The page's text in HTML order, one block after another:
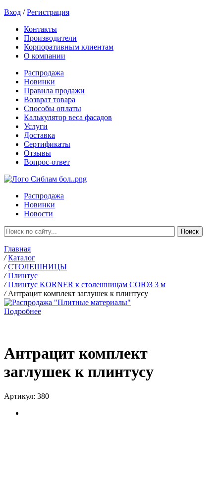
Вход /Регистрация
Контакты
Производители
Корпоративным клиентам
О компании
Распродажа
Новинки
Правила продажи
Возврат товара
Способы оплаты
Калькулятор веса фасадов
Услуги
Доставка
Сертификаты
Отзывы
Вопрос-ответ
Распродажа
Новинки
Новости
Главная
/ Каталог
/ СТОЛЕШНИЦЫ
/ Плинтус
/ Плинтус KORNER к столешницам СОЮЗ 3 м
/ Антрацит комплект заглушек к плинтусу
Подробнее
Антрацит комплект
заглушек к плинтусу
Артикул: 380